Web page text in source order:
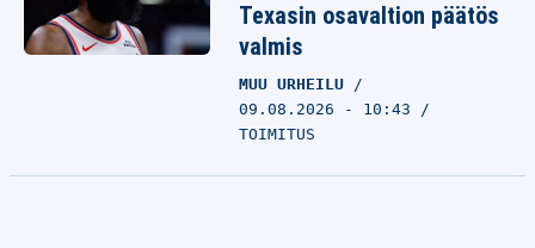
Texasin osavaltion päätös
valmis
MUU URHEILU
09.08.2026 - 10:43
TOIMITUS